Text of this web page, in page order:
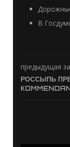
В
предыдущая
РОССЫПЬ